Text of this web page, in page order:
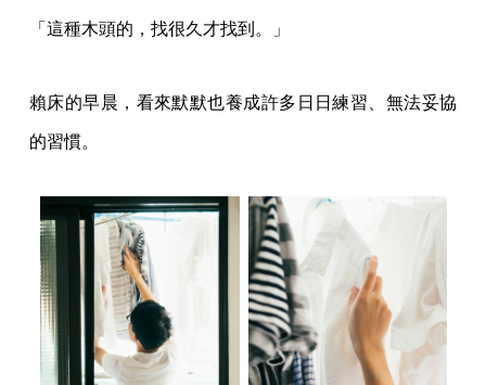
「這種木頭的，找很久才找到。」
賴床的早晨，看來默默也養成許多日日練習、無法妥協
的習慣。